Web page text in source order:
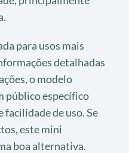
para usos mais
detalhadas
o modelo
público específico
de uso. Se
este mini
boa alternativa.